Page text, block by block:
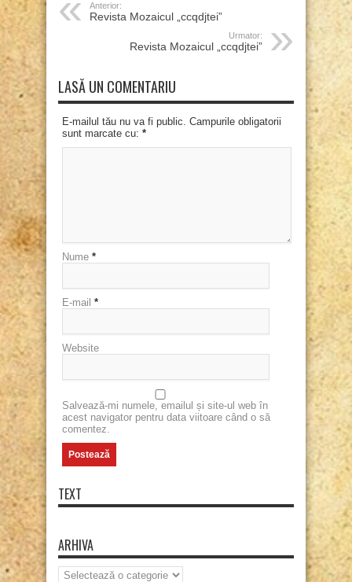
Anterior:
Revista Mozaicul „ccqdjtei”
Urmator:
Revista Mozaicul „ccqdjtei”
LASĂ UN COMENTARIU
E-mailul tău nu va fi public. Campurile obligatorii
sunt marcate cu: *
Nume *
E-mail *
Website
Salvează-mi numele, emailul și site-ul web în
acest navigator pentru data viitoare când o să
comentez.
TEXT
ARHIVA
Arhiva